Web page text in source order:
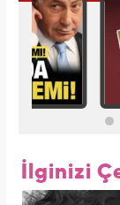
İlginizi